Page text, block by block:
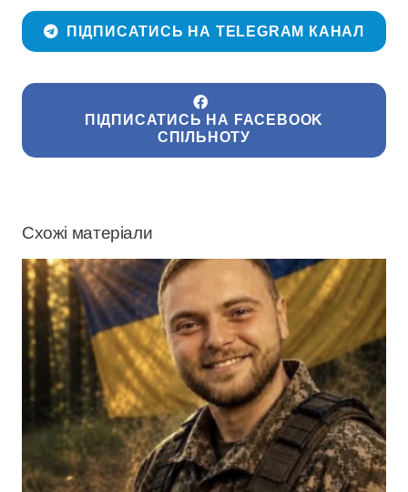
ПІДПИСАТИСЬ НА TELEGRAM КАНАЛ
ПІДПИСАТИСЬ НА FACEBOOK
СПІЛЬНОТУ
Схожі матеріали